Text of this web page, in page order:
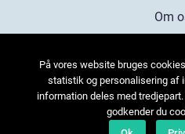
Om
På vores website bruges
statistik og personalisering af
information deles med
godkender du